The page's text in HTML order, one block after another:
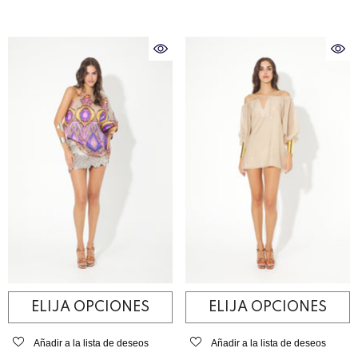
ELIJA OPCIONES
Añadir a la lista de deseos
ELIJA OPCIONES
Añadir a la lista de deseos